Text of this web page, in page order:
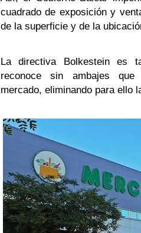
cuadrado de exposición y
de la superficie y de la
La directiva Bolkestein es
reconoce sin ambajes
mercado, eliminando para ello